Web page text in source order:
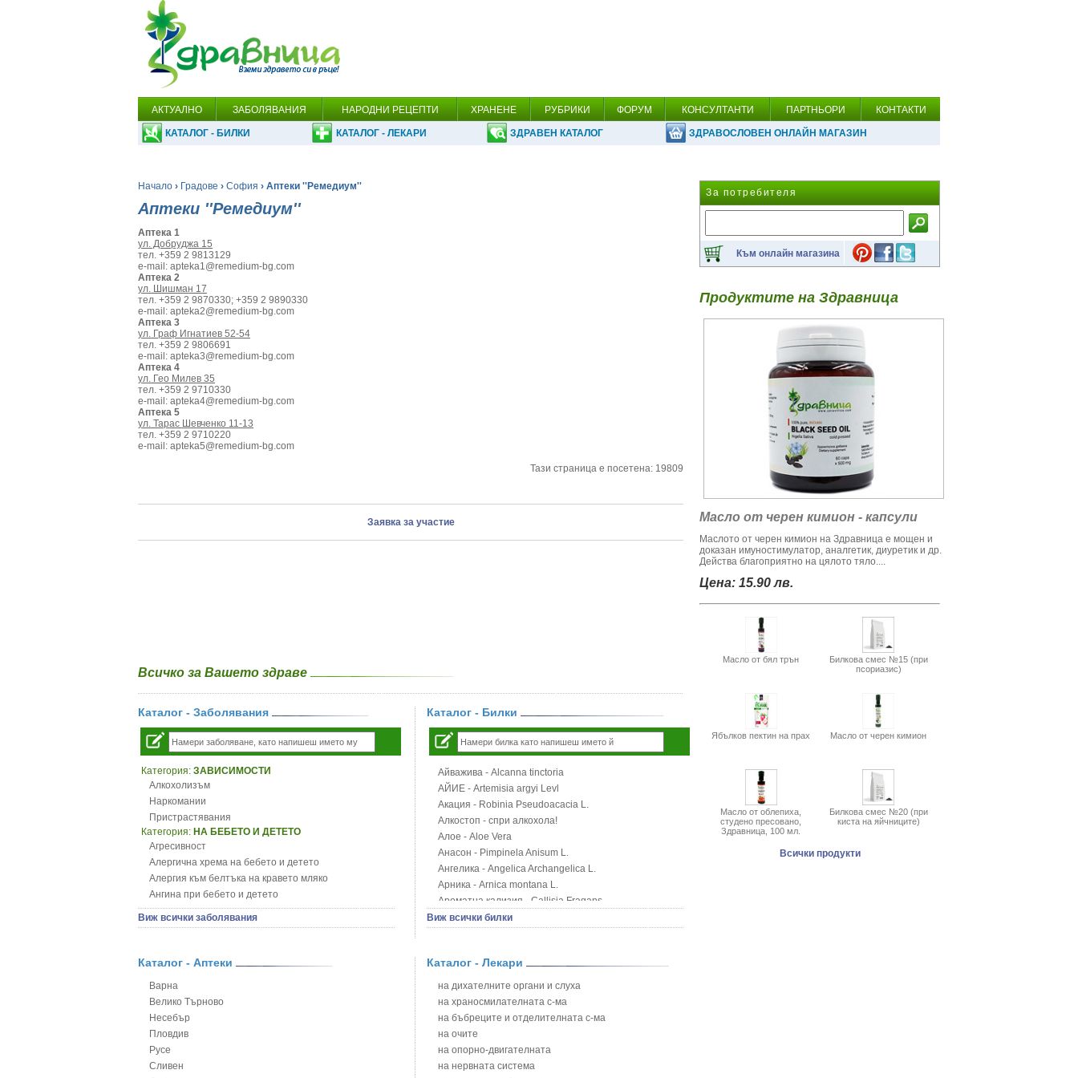
АКТУАЛНО ЗАБОЛЯВАНИЯ НАРОДНИ РЕЦЕПТИ ХРАНЕНЕ РУБРИКИ ФОРУМ КОНСУЛТАНТИ ПАРТНЬОРИ КОНТАКТИ
КАТАЛОГ - БИЛКИ КАТАЛОГ - ЛЕКАРИ ЗДРАВЕН КАТАЛОГ ЗДРАВОСЛОВЕН ОНЛАЙН МАГАЗИН
Начало › Градове › София › Аптеки ''Ремедиум''
Аптеки ''Ремедиум''
Аптека 1
ул. Добруджа 15
тел. +359 2 9813129
e-mail: apteka1@remedium-bg.com
Аптека 2
ул. Шишман 17
тел. +359 2 9870330; +359 2 9890330
e-mail: apteka2@remedium-bg.com
Аптека 3
ул. Граф Игнатиев 52-54
тел. +359 2 9806691
e-mail: apteka3@remedium-bg.com
Аптека 4
ул. Гео Милев 35
тел. +359 2 9710330
e-mail: apteka4@remedium-bg.com
Аптека 5
ул. Тарас Шевченко 11-13
тел. +359 2 9710220
e-mail: apteka5@remedium-bg.com
Тази страница е посетена: 19809
Заявка за участие
Всичко за Вашето здраве
Каталог - Заболявания
Категория: ЗАВИСИМОСТИ
Алкохолизъм
Наркомании
Пристрастявания
Категория: НА БЕБЕТО И ДЕТЕТО
Агресивност
Алергична хрема на бебето и детето
Алергия към белтъка на кравето мляко
Ангина при бебето и детето
Анемия при бебето и детето
Апетит - пълни деца
Безапетитие при бебето и детето
Бронхит и пневмония при деца
Варицела
Висока температура на бебето и детето
Възпаление на ушите на бебето и детето
Глисти
Грижа за пъпа на новороденото
Виж всички заболявания
Каталог - Билки
Айважива - Alcanna tinctoria
АЙИЕ - Artemisia argyi Levl
Акация - Robinia Pseudoacacia L.
Алкостоп - спри алкохола!
Алое - Aloe Vera
Анасон - Pimpinela Anisum L.
Ангелика - Angelica Archangelica L.
Арника - Arnica montana L.
Ароматна кализия - Callisia Fragans
Арония - Sorbus melanocorpa
Блатен аир - Acorus calamus L.
Блатен тъжник - Spirea ulmaria L.
Блян
Бобови шушулки - Phaseolus Vulgaris L.
Божур - Paeonia Decora
Борови връхчета - Pinus sylvestris
Босилек - Ocimum Basillicum
Виж всички билки
Каталог - Аптеки
Варна
Велико Търново
Несебър
Пловдив
Русе
Сливен
Каталог - Лекари
на дихателните органи и слуха
на храносмилателната с-ма
на бъбреците и отделителната с-ма
на очите
на опорно-двигателната
на нервната система
За потребителя
Към онлайн магазина
Продуктите на Здравница
Масло от черен кимион - капсули
Маслото от черен кимион на Здравница е мощен и
доказан имуностимулатор, аналгетик, диуретик и др.
Действа благоприятно на цялото тяло....
Цена: 15.90 лв.
Масло от бял трън
Билкова смес №15 (при
псориазис)
Ябълков пектин на прах Масло от черен кимион
Масло от облепиха,
студено пресовано,
Здравница, 100 мл.
Билкова смес №20 (при
киста на яйчниците)
Всички продукти